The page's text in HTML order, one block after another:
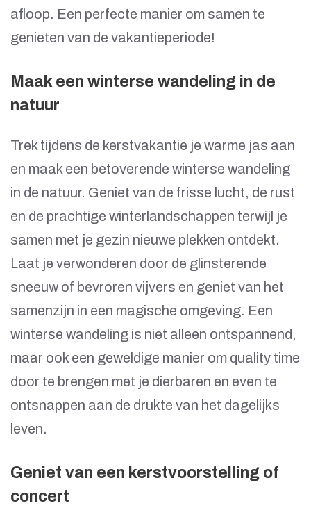
afloop. Een perfecte manier om samen te
genieten van de vakantieperiode!
Maak een winterse wandeling in de
natuur
Trek tijdens de kerstvakantie je warme jas aan
en maak een betoverende winterse wandeling
in de natuur. Geniet van de frisse lucht, de rust
en de prachtige winterlandschappen terwijl je
samen met je gezin nieuwe plekken ontdekt.
Laat je verwonderen door de glinsterende
sneeuw of bevroren vijvers en geniet van het
samenzijn in een magische omgeving. Een
winterse wandeling is niet alleen ontspannend,
maar ook een geweldige manier om quality time
door te brengen met je dierbaren en even te
ontsnappen aan de drukte van het dagelijks
leven.
Geniet van een kerstvoorstelling of
concert